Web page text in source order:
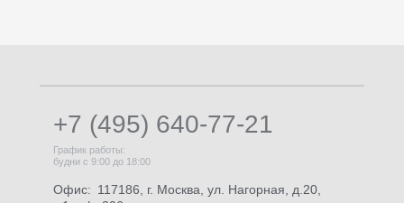
+7 (495) 640-77-21
График работы:
будни с 9:00 до 18:00
Офис: 117186, г. Москва, ул. Нагорная, д.20,